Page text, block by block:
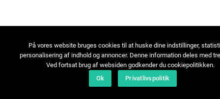
På vores website bruges cookies til at huske dine indstillinger,
personalisering af indhold og annoncer. Denne information deles med
Ved fortsat brug af websiden godkender du cookiepolitikken.
Ok
Privatlivspolitik